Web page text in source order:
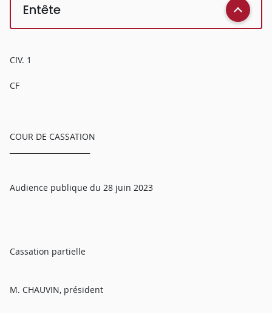
Entête
CIV. 1
CF
COUR DE CASSATION
Audience publique du 28 juin 2023
Cassation partielle
M. CHAUVIN, président